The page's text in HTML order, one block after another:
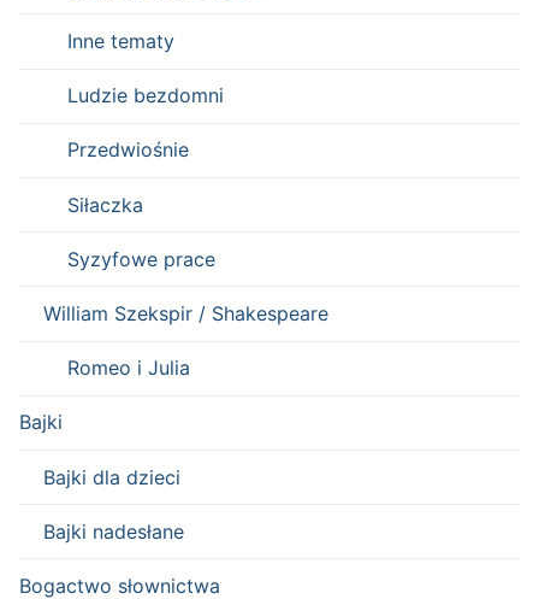
Inne tematy
Ludzie bezdomni
Przedwiośnie
Siłaczka
Syzyfowe prace
William Szekspir / Shakespeare
Romeo i Julia
Bajki
Bajki dla dzieci
Bajki nadesłane
Bogactwo słownictwa